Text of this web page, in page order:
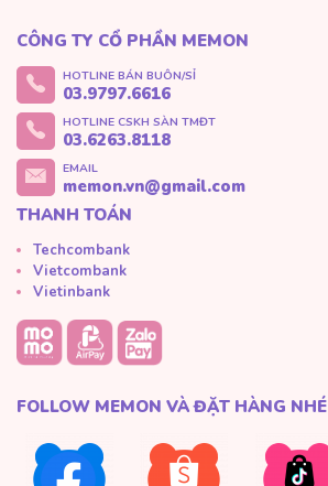
CÔNG TY CỔ PHẦN MEMON
HOTLINE BÁN BUÔN/SỈ
03.9797.6616
HOTLINE CSKH SÀN TMĐT
03.6263.8118
EMAIL
memon.vn@gmail.com
THANH TOÁN
Techcombank
Vietcombank
Vietinbank
FOLLOW MEMON VÀ ĐẶT HÀNG NHÉ